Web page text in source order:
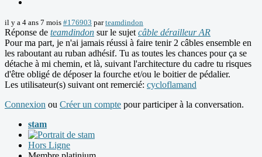
il y a 4 ans 7 mois #176903 parteamdindon
Réponse de teamdindon sur le sujet câble dérailleur AR
Pour ma part, je n'ai jamais réussi à faire tenir 2 câbles ensemble en
les raboutant au ruban adhésif. Tu as toutes les chances pour ça se
détache à mi chemin, et là, suivant l'architecture du cadre tu risques
d'être obligé de déposer la fourche et/ou le boitier de pédalier.
Les utilisateur(s) suivant ont remercié: cycloflamand
Connexion ou Créer un compte pour participer à la conversation.
stam
Hors Ligne